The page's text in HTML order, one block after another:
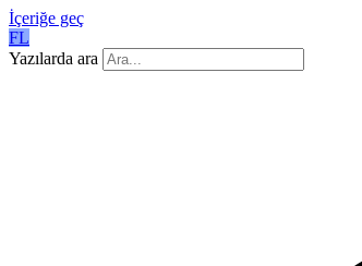
İçeriğe geç
FL
Yazılarda ara